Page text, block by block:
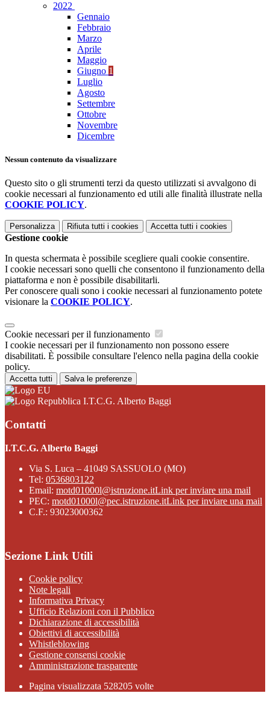
2022
Gennaio
Febbraio
Marzo
Aprile
Maggio
Giugno 1
Luglio
Agosto
Settembre
Ottobre
Novembre
Dicembre
Nessun contenuto da visualizzare
Questo sito o gli strumenti terzi da questo utilizzati si avvalgono di
cookie necessari al funzionamento ed utili alle finalità illustrate nella
COOKIE POLICY.
Personalizza Rifiuta tutti i cookies Accetta tutti i cookies
Gestione cookie
In questa schermata è possibile scegliere quali cookie consentire.
I cookie necessari sono quelli che consentono il funzionamento della
piattaforma e non è possibile disabilitarli.
Per conoscere quali sono i cookie necessari al funzionamento potete
visionare la COOKIE POLICY.
Cookie necessari per il funzionamento
I cookie necessari per il funzionamento non possono essere
disabilitati. È possibile consultare l'elenco nella pagina della cookie
policy.
Accetta tutti Salva le preferenze
I.T.C.G. Alberto Baggi
Contatti
I.T.C.G. Alberto Baggi
Via S. Luca – 41049 SASSUOLO (MO)
Tel: 0536803122
Email: motd01000l@istruzione.itLink per inviare una mail
PEC: motd01000l@pec.istruzione.itLink per inviare una mail
C.F.: 93023000362
Sezione Link Utili
Cookie policy
Note legali
Informativa Privacy
Ufficio Relazioni con il Pubblico
Dichiarazione di accessibilità
Obiettivi di accessibilità
Whistleblowing
Gestione consensi cookie
Amministrazione trasparente
Pagina visualizzata 528205 volte